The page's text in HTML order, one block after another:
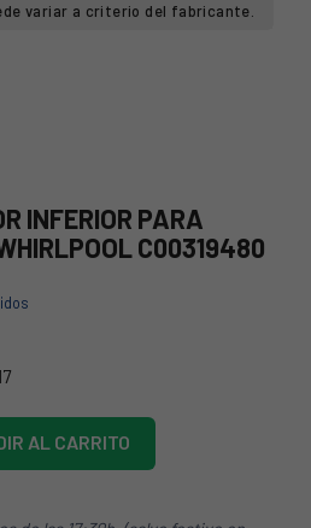
variar a criterio del fabricante.
INFERIOR PARA
C00319480
AL CARRITO